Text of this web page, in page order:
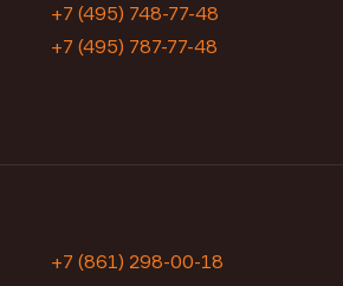
+7 (495) 748-77-48
+7 (495) 787-77-48
+7 (861) 298-00-18